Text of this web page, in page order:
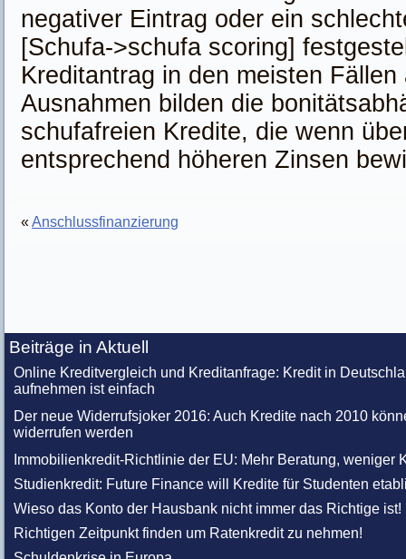
negativer Eintrag oder ein
[Schufa->schufa scoring]
Kreditantrag in den meisten Fällen
Ausnahmen bilden die
schufafreien Kredite, die wenn
entsprechend höheren Zinsen
«Anschlussfinanzierung
Beiträge in Aktuell
Online Kreditvergleich und Kreditanfrage: Kredit in
aufnehmen ist einfach
Der neue Widerrufsjoker 2016: Auch Kredite nach 2010
widerrufen werden
Immobilienkredit-Richtlinie der EU: Mehr Beratung, weniger
Studienkredit: Future Finance will Kredite für Studenten
Wieso das Konto der Hausbank nicht immer das Richtige ist!
Richtigen Zeitpunkt finden um Ratenkredit zu nehmen!